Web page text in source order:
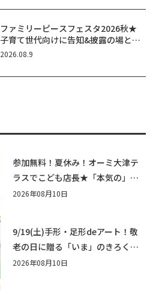
ファミリーピースフェスタ2026秋★
子育て世代向けに告知&披露の場とし
て♪ステージ又はブース出店しません
2026.08.9
参加無料！夏休み！オーミ大津テ
ラスでこども店長★「本気の」お
店屋さんごっこ8/22(土)開催！&ワ
2026年08月10日
9/19(土)手形・足形deアート！敬
老の日に贈る「いま」のきろく♪
他にもふあふあ遊具などお楽しみ
2026年08月10日